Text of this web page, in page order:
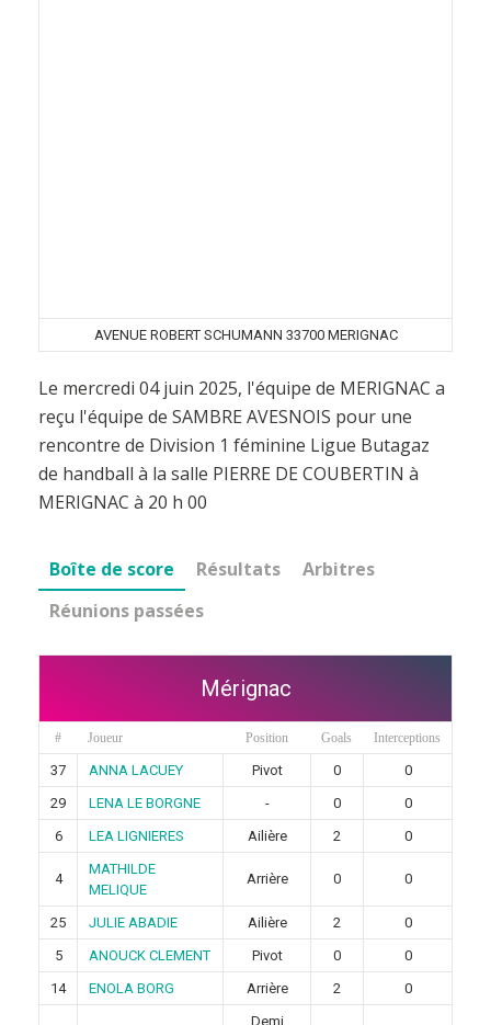
AVENUE ROBERT SCHUMANN 33700 MERIGNAC
Le mercredi 04 juin 2025, l'équipe de MERIGNAC a
reçu l'équipe de SAMBRE AVESNOIS pour une
rencontre de Division 1 féminine Ligue Butagaz
de handball à la salle PIERRE DE COUBERTIN à
MERIGNAC à 20 h 00
Boîte de score Résultats
Arbitres
Réunions passées
Mérignac
# Joueur Position Goals Interceptions
37 ANNA LACUEY Pivot 0
0
29
LENA LE BORGNE - 0
0
6
LEA LIGNIERES Ailière 2 0
4
MATHILDE
MELIQUE
Arrière 0 0
25 JULIE ABADIE Ailière 2
0
5
ANOUCK CLEMENT Pivot 0
0
14
ENOLA BORG Arrière 2 0
Demi